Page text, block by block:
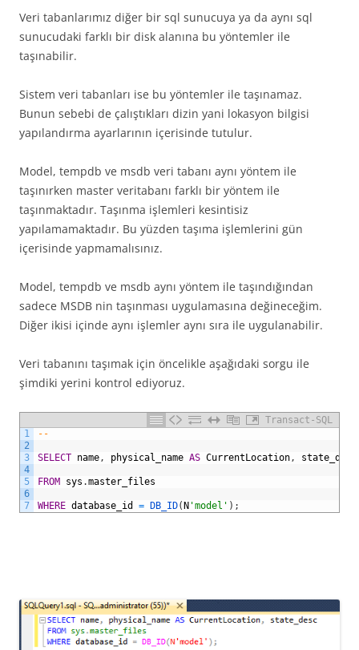
Veri tabanlarımız diğer bir sql sunucuya ya da aynı sql
sunucudaki farklı bir disk alanına bu yöntemler ile
taşınabilir.
Sistem veri tabanları ise bu yöntemler ile taşınamaz.
Bunun sebebi de çalıştıkları dizin yani lokasyon bilgisi
yapılandırma ayarlarının içerisinde tutulur.
Model, tempdb ve msdb veri tabanı aynı yöntem ile
taşınırken master veritabanı farklı bir yöntem ile
taşınmaktadır. Taşınma işlemleri kesintisiz
yapılamamaktadır. Bu yüzden taşıma işlemlerini gün
içerisinde yapmamalısınız.
Model, tempdb ve msdb aynı yöntem ile taşındığından
sadece MSDB nin taşınması uygulamasına değineceğim.
Diğer ikisi içinde aynı işlemler aynı sıra ile uygulanabilir.
Veri tabanını taşımak için öncelikle aşağıdaki sorgu ile
şimdiki yerini kontrol ediyoruz.
Transact-SQL
1
2
3
4
5
6
7
--
SELECT name , physical_name AS CurrentLocation , state_desc
FROM sys .master_files
WHERE database_id = DB_ID(N 'model' ) ;